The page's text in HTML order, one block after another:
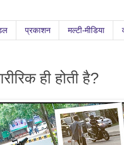
प्रकाशन मल्टी-मीडिया
ही होती है?